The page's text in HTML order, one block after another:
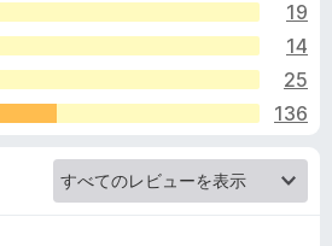
ド
オ
ン
19
14
25
136